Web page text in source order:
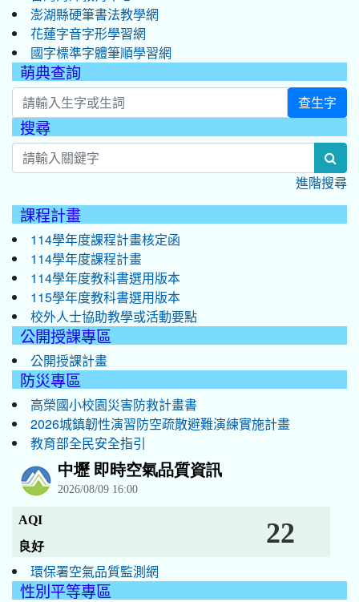
澎湖縣硬筆書法教學網
花蓮字音字形學習網
國字標準字體筆順學習網
萌典查詢
查生字
搜尋
進階搜尋
課程計畫
114學年度課程計畫核定函
114學年度課程計畫
114學年度教科書選用版本
115學年度教科書選用版本
校外人士協助教學或活動要點
公開授課專區
公開授課計畫
防災專區
高榮國小校園災害防救計畫書
2026城鎮韌性演習防空疏散避難演練實施計畫
教育部全民安全指引
環保署空氣品質監測網
性別平等專區